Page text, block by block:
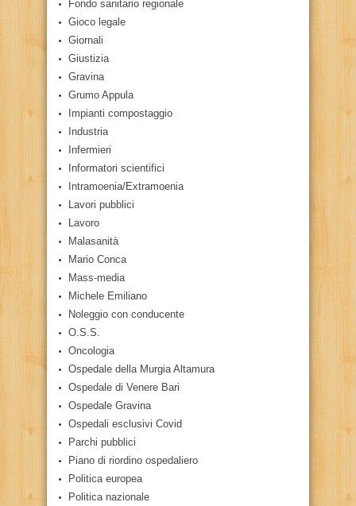
Fondo sanitario regionale
Gioco legale
Giornali
Giustizia
Gravina
Grumo Appula
Impianti compostaggio
Industria
Infermieri
Informatori scientifici
Intramoenia/Extramoenia
Lavori pubblici
Lavoro
Malasanità
Mario Conca
Mass-media
Michele Emiliano
Noleggio con conducente
O.S.S.
Oncologia
Ospedale della Murgia Altamura
Ospedale di Venere Bari
Ospedale Gravina
Ospedali esclusivi Covid
Parchi pubblici
Piano di riordino ospedaliero
Politica europea
Politica nazionale